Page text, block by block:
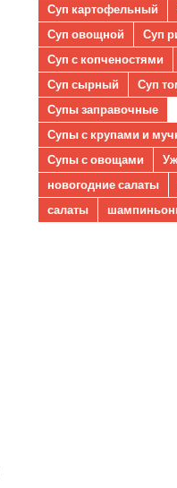
Суп картофельный
Суп овощной
Суп
Суп с копченостями
Суп сырный
Суп
Супы заправочные
Супы с крупами и
Супы с овощами
новогодние салаты
салаты